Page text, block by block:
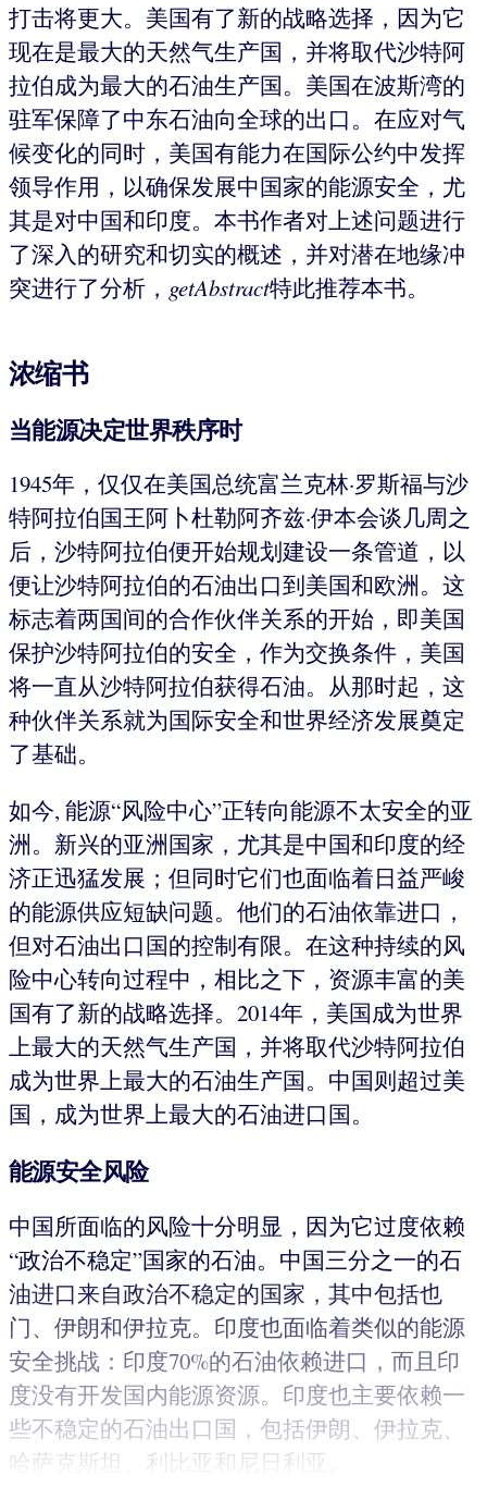
打击将更大。美国有了新的战略选择，因为它
现在是最大的天然气生产国，并将取代沙特阿
拉伯成为最大的石油生产国。美国在波斯湾的
驻军保障了中东石油向全球的出口。在应对气
候变化的同时，美国有能力在国际公约中发挥
领导作用，以确保发展中国家的能源安全，尤
其是对中国和印度。本书作者对上述问题进行
了深入的研究和切实的概述，并对潜在地缘冲
突进行了分析， getAbstract特此推荐本书。
浓缩书
当能源决定世界秩序时
1945年，仅仅在美国总统富兰克林·罗斯福与沙
特阿拉伯国王阿卜杜勒阿齐兹·伊本会谈几周之
后，沙特阿拉伯便开始规划建设一条管道，以
便让沙特阿拉伯的石油出口到美国和欧洲。这
标志着两国间的合作伙伴关系的开始，即美国
保护沙特阿拉伯的安全，作为交换条件，美国
将一直从沙特阿拉伯获得石油。从那时起，这
种伙伴关系就为国际安全和世界经济发展奠定
了基础。
如今, 能源“风险中心”正转向能源不太安全的亚
洲。新兴的亚洲国家，尤其是中国和印度的经
济正迅猛发展；但同时它们也面临着日益严峻
的能源供应短缺问题。他们的石油依靠进口，
但对石油出口国的控制有限。在这种持续的风
险中心转向过程中，相比之下，资源丰富的美
国有了新的战略选择。2014年，美国成为世界
上最大的天然气生产国，并将取代沙特阿拉伯
成为世界上最大的石油生产国。中国则超过美
国，成为世界上最大的石油进口国。
能源安全风险
中国所面临的风险十分明显，因为它过度依赖
“政治不稳定”国家的石油。中国三分之一的石
油进口来自政治不稳定的国家，其中包括也
门、伊朗和伊拉克。印度也面临着类似的能源
安全挑战：印度70%的石油依赖进口，而且印
度没有开发国内能源资源。印度也主要依赖一
些不稳定的石油出口国，包括伊朗、伊拉克、
哈萨克斯坦、利比亚和尼日利亚。